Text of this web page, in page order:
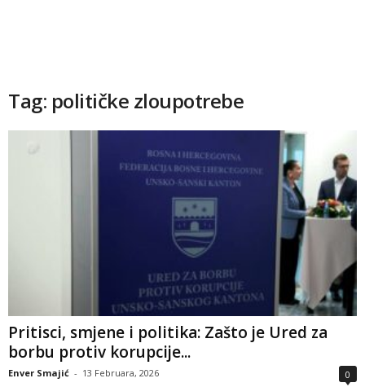
Tag: političke zloupotrebe
Pritisci, smjene i politika: Zašto je Ured za
borbu protiv korupcije...
Enver Smajić - 13 Februara, 2026 0